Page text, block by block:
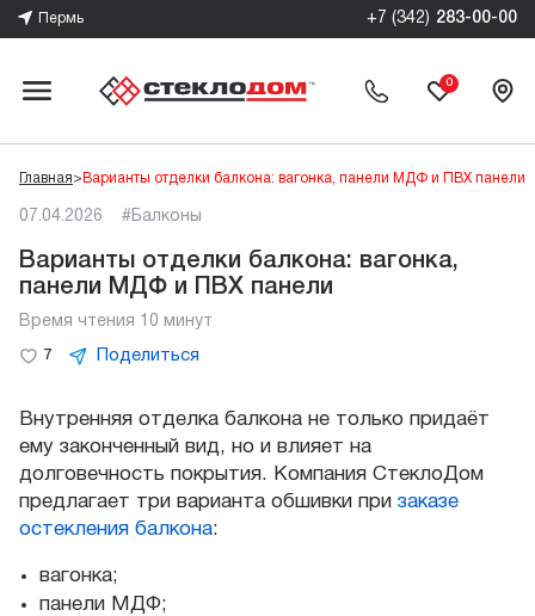
Пермь +7 (342) 283-00-00
0
Главная> Варианты отделки балкона: вагонка, панели МДФ и ПВХ панели
07.04.2026 #Балконы
Варианты отделки балкона: вагонка,
панели МДФ и ПВХ панели
Время чтения 10 минут
7 Поделиться
Внутренняя отделка балкона не только придаёт
ему законченный вид, но и влияет на
долговечность покрытия. Компания СтеклоДом
предлагает три варианта обшивки при заказе
остекления балкона:
вагонка;
панели МДФ;